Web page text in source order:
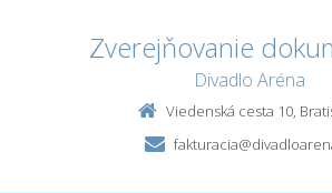
Zverejňovanie
Divadlo Aréna
Viedenská cesta 10,